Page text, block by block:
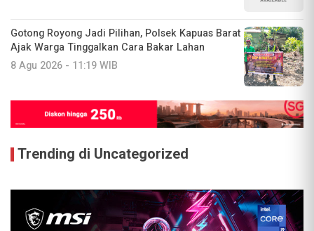
Gotong Royong Jadi Pilihan, Polsek Kapuas Barat
Ajak Warga Tinggalkan Cara Bakar Lahan
8 Agu 2026 - 11:19 WIB
Trending di Uncategorized